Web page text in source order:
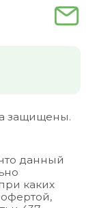
защищены.
данный
каких